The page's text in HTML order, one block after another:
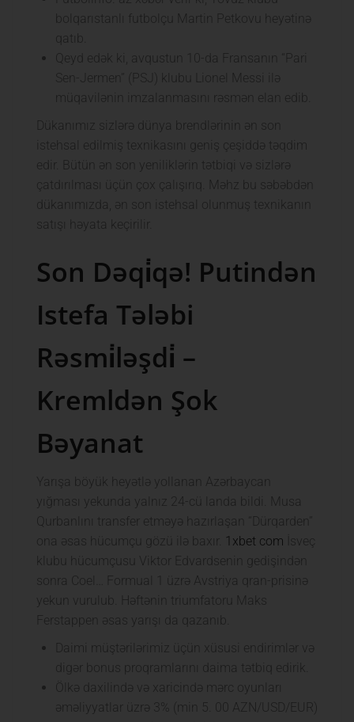
bolqarıstanlı futbolçu Martin Petkovu heyətinə
qatıb.
Qeyd edək ki, avqustun 10-da Fransanın “Pari
Sen-Jermen” (PSJ) klubu Lionel Messi ilə
müqavilənin imzalanmasını rəsmən elan edib.
Dükanımız sizlərə dünya brendlərinin ən son
istehsal edilmiş texnikasını geniş çeşiddə təqdim
edir. Bütün ən son yeniliklərin tətbiqi və sizlərə
çatdırılması üçün çox çalışırıq. Məhz bu səbəbdən
dükanımızda, ən son istehsal olunmuş texnikanın
satışı həyata keçirilir.
Son Dəqi̇qə! Putindən
Istefa Tələbi
Rəsmi̇ləşdi̇ –
Kremldən Şok
Bəyanat
Yarışa böyük heyətlə yollanan Azərbaycan
yığması yekunda yalnız 24-cü landa bildi. Musa
Qurbanlını transfer etməyə hazırlaşan “Dürqarden”
ona əsas hücumçu gözü ilə baxır.
1xbet com İsveç
klubu hücumçusu Viktor Edvardsenin gedişindən
sonra Coel… Formual 1 üzrə Avstriya qran-prisinə
yekun vurulub. Həftənin triumfatoru Maks
Ferstappen əsas yarışı da qazanıb.
Daimi müştərilərimiz üçün xüsusi endirimlər və
digər bonus proqramlarını daima tətbiq edirik.
Ölkə daxilində və xaricində mərc oyunları
əməliyyatlar üzrə 3% (min 5. 00 AZN/USD/EUR)